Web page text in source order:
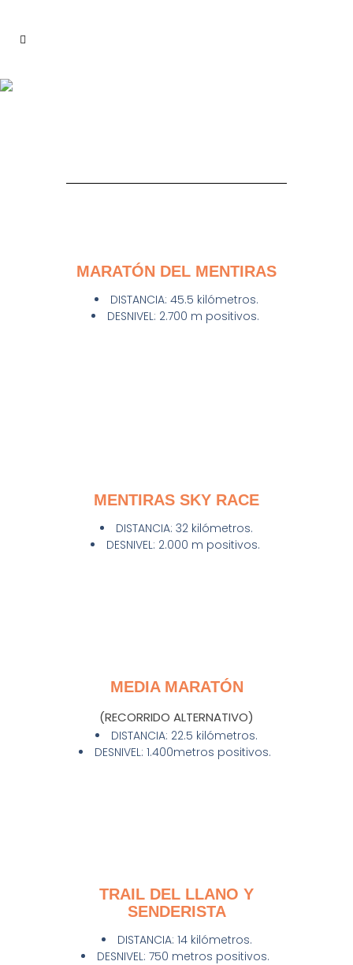
MARATÓN DEL MENTIRAS
DISTANCIA: 45.5 kilómetros.
DESNIVEL: 2.700 m positivos.
MENTIRAS SKY RACE
DISTANCIA: 32 kilómetros.
DESNIVEL: 2.000 m positivos.
MEDIA MARATÓN
(RECORRIDO ALTERNATIVO)
DISTANCIA: 22.5 kilómetros.
DESNIVEL: 1.400metros positivos.
TRAIL DEL LLANO Y
SENDERISTA
DISTANCIA: 14 kilómetros.
DESNIVEL: 750 metros positivos.